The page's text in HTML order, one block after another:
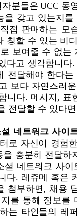
자분들은 UCC 동
을 갖고 있는지
접 판매하는 모
칭할 수 있는 비
보여줄 수 없는
다고 생각합니다
전달해야 한다는
보다 자연스러
니다. 메시지 , 표
전달할 수 있다면
네트워크 사이
로 자신이 경험
을 충분히 전달하
셜 네트워크 사이
다. 레쥬메 혹은
첨부하면, 채용
를 통해 정보를
는 타인들의 레